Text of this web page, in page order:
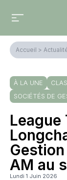
Accueil >
À LA UNE
SOCIÉTÉS DE
League
AM au
Lundi 1 Juin 2026